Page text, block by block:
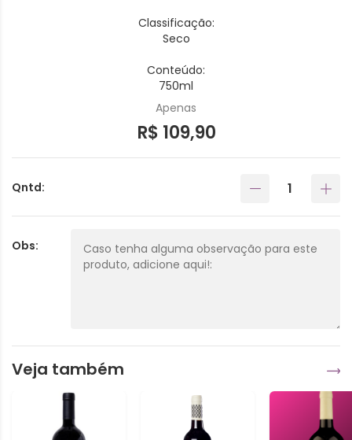
Classificação:
Seco
Conteúdo:
750ml
Apenas
R$ 109,90
Qntd:
Obs:
Veja também